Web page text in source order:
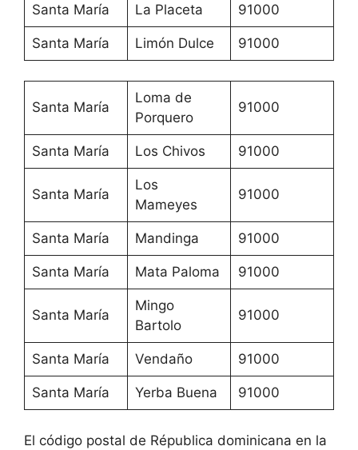
Santa María La Placeta 91000
Santa María Limón Dulce 91000
Santa María
Loma de
Porquero
91000
Santa María Los Chivos 91000
Santa María
Los
Mameyes
91000
Santa María Mandinga 91000
Santa María Mata Paloma 91000
Santa María
Mingo
Bartolo
91000
Santa María Vendaño 91000
Santa María Yerba Buena 91000
El código postal de Républica dominicana en la